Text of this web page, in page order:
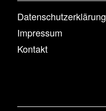
Datenschutzerklärung
Impressum
Kontakt